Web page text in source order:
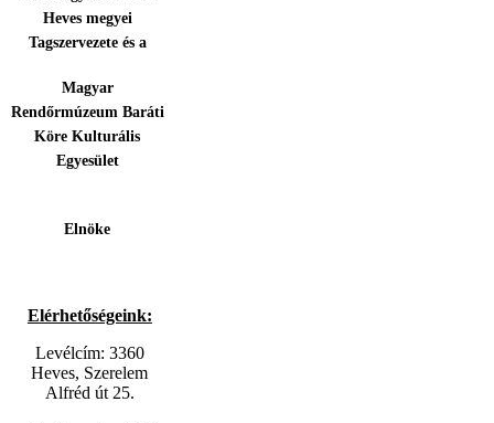
Heves megyei
Tagszervezete és a
Magyar
Rendőrmúzeum Baráti
Köre Kulturális
Egyesület
Elnöke
Elérhetőségeink:
Levélcím: 3360
Heves, Szerelem
Alfréd út 25.